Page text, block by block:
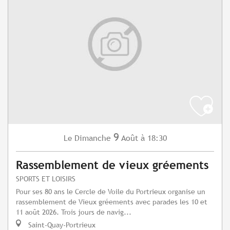
Le Dimanche 9 Août à 18:30
Rassemblement de vieux gréements
SPORTS ET LOISIRS
Pour ses 80 ans le Cercle de Voile du Portrieux organise un
rassemblement de Vieux gréements avec parades les 10 et
11 août 2026. Trois jours de navig...
Saint-Quay-Portrieux